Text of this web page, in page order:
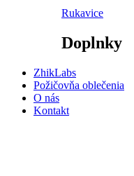
Rukavice
Doplnky
ZhikLabs
Požičovňa oblečenia
O nás
Kontakt